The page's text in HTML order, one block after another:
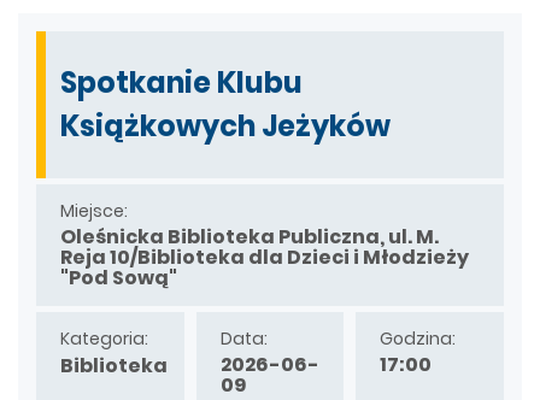
Spotkanie Klubu
Książkowych Jeżyków
Miejsce:
Oleśnicka Biblioteka Publiczna, ul. M.
Reja 10/Biblioteka dla Dzieci i Młodzieży
"Pod Sową"
Kategoria:
Biblioteka
Data:
2026-06-
09
Godzina:
17:00